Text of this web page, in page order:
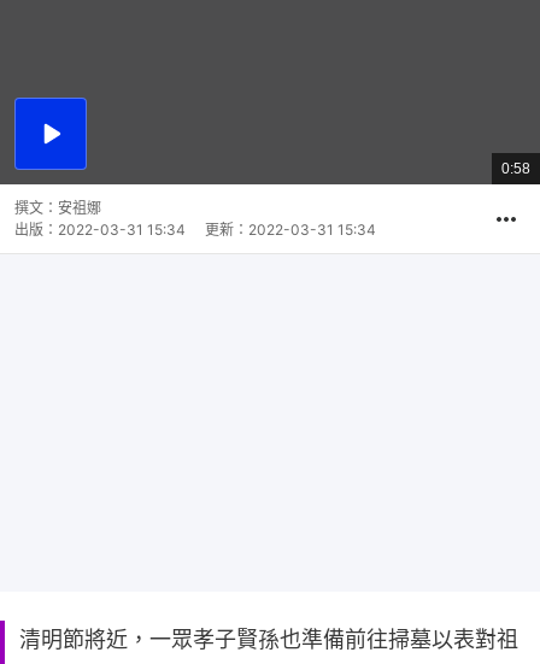
播
總
共
0:58
撰文： 安祖娜
出版： 2022-03-31 15:34 更新： 2022-03-31 15:34
清明節將近，一眾孝子賢孫也準備前往掃墓以表對祖